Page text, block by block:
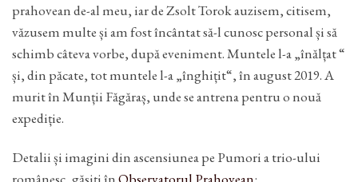
prahovean de-al meu, iar de Zsolt Torok auzisem, citisem,
văzusem multe și am fost încântat să-l cunosc personal și să
schimb câteva vorbe, după eveniment. Muntele l-a „înălțat “
și, din păcate, tot muntele l-a „înghițit“, în august 2019. A
murit în Munții Făgăraș, unde se antrena pentru o nouă
expediție.
Detalii și imagini din ascensiunea pe Pumori a trio-ului